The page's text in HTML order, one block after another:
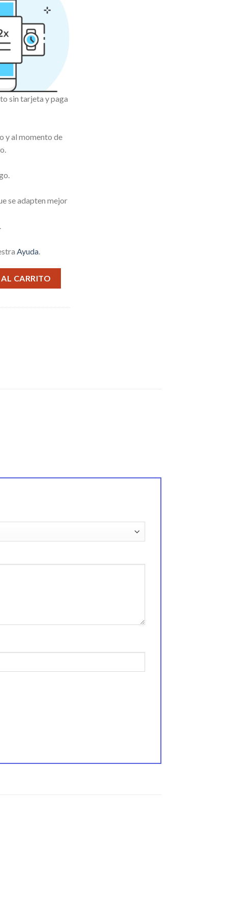
sin tarjeta y paga
y al momento de
se adapten mejor
Ayuda.
cantidad
CARRITO